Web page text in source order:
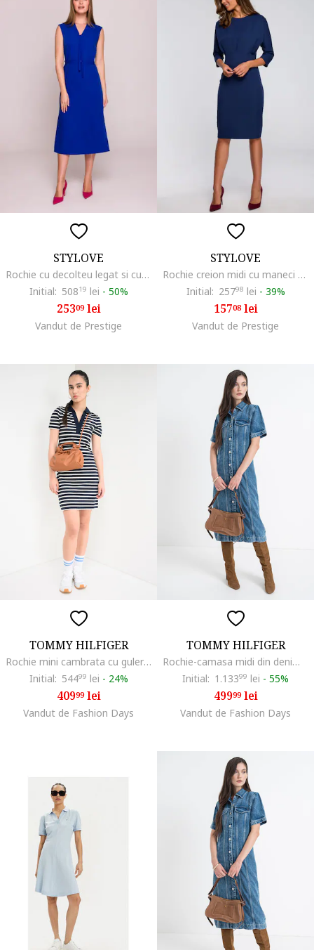
STYLOVE
Rochie cu decolteu legat si curea in talie,
Initial: 50819 lei - 50%
25309lei
Vandut de Prestige
STYLOVE
Rochie creion midi cu maneci 3/4,, Albastru
Initial: 25798 lei - 39%
15708lei
Vandut de Prestige
TOMMY HILFIGER
Rochie mini cambrata cu guler polo, Alb/Bleumarin
Initial: 54499 lei - 24%
40999lei
Vandut de Fashion Days
TOMMY HILFIGER
Rochie-camasa midi din denim, Albastru deschis
Initial: 1.13399 lei - 55%
49999lei
Vandut de Fashion Days